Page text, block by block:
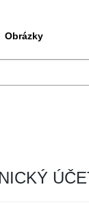
Obrázky